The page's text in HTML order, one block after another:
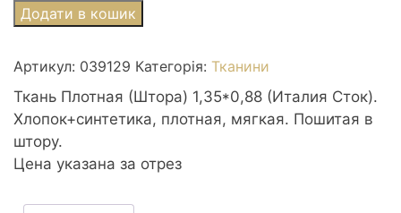
Ткань
Плотная
1,35*0,88
(Италия
Сток)
кількість
Додати в кошик
Артикул: 039129 Категорія: Тканини
Ткань Плотная (Штора) 1,35*0,88 (Италия Сток).
Хлопок+синтетика, плотная, мягкая. Пошитая в
штору.
Цена указана за отрез